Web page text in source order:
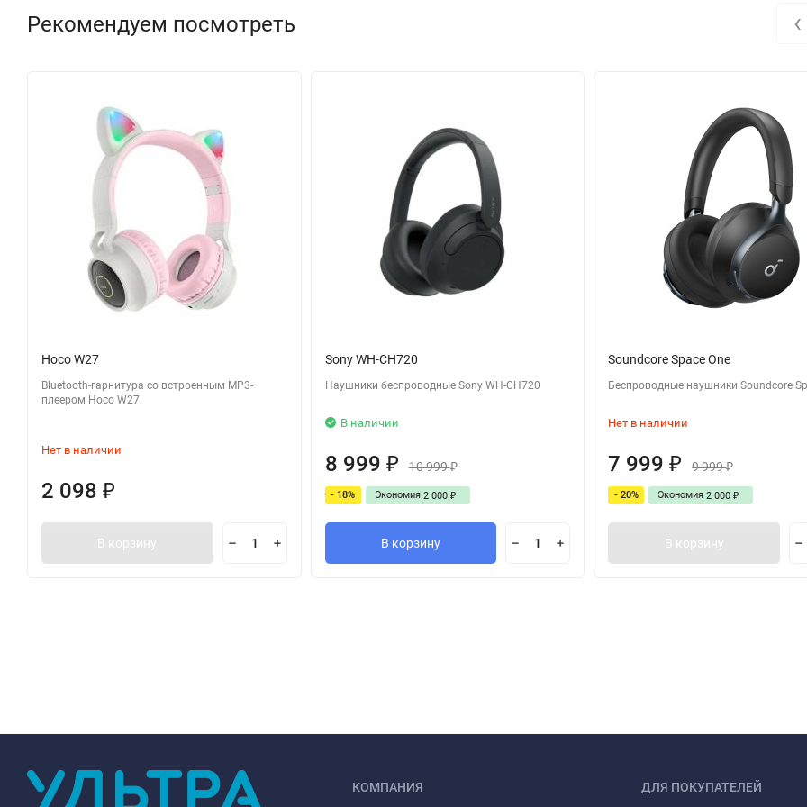
Рекомендуем посмотреть
Hoco W27
Bluetooth-гарнитура со встроенным MP3-
плеером Hoco W27
Нет в наличии
2 098 ₽
В корзину
Sony WH-CH720
Наушники беспроводные Sony WH-CH720
В наличии
8 999 ₽ 10 999₽
- 18% Экономия 2 000 ₽
В корзину
Soundcore Space One
Беспроводные наушники Soundcore
Нет в наличии
7 999₽ 9 999₽
- 20% Экономия2 000₽
В корзину
‹
КОМПАНИЯ ДЛЯ ПОКУПАТЕЛЕЙ